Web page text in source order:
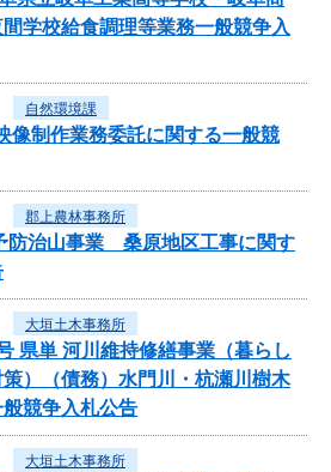
学校給食調理等業務一般競争入
自然環境課
像制作業務委託に関する一般競
郡上農林事務所
防治山事業 桑原地区工事に関す
大垣土木事務所
県単 河川維持修繕事業（暮らし
）（債務）水門川・杭瀬川樹木
競争入札公告
大垣土木事務所